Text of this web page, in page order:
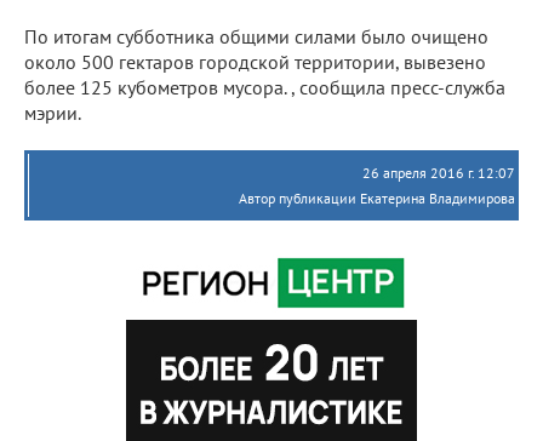
По итогам субботника общими силами было очищено
около 500 гектаров городской территории, вывезено
более 125 кубометров мусора. , сообщила пресс-служба
мэрии.
26 апреля 2016 г. 12:07
Автор публикации Екатерина Владимирова